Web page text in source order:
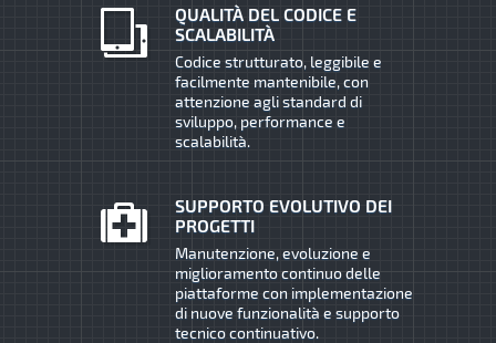
QUALITÀ DEL CODICE E
SCALABILITÀ
Codice strutturato, leggibile e
facilmente mantenibile, con
attenzione agli standard di
sviluppo, performance e
scalabilità.
SUPPORTO EVOLUTIVO DEI
PROGETTI
Manutenzione, evoluzione e
miglioramento continuo delle
piattaforme con implementazione
di nuove funzionalità e supporto
tecnico continuativo.